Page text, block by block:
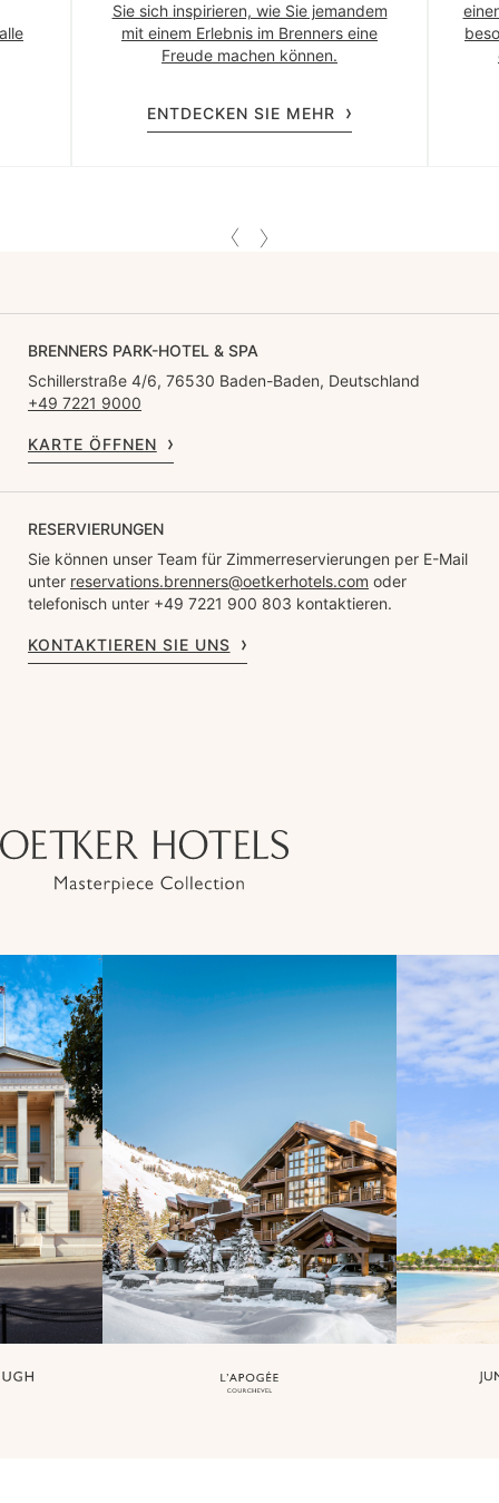
Sie sich inspirieren, wie Sie jemandem
mit einem Erlebnis im Brenners eine
Freude machen können.
ENTDECKEN SIE MEHR
BRENNERS PARK-HOTEL & SPA
Schillerstraße 4/6, 76530 Baden-Baden, Deutschland
+49 7221 9000
KARTE ÖFFNEN
RESERVIERUNGEN
Sie können unser Team für Zimmerreservierungen per E-Mail
unter reservations.brenners@oetkerhotels.com oder
telefonisch unter +49 7221 900 803 kontaktieren.
KONTAKTIEREN SIE UNS